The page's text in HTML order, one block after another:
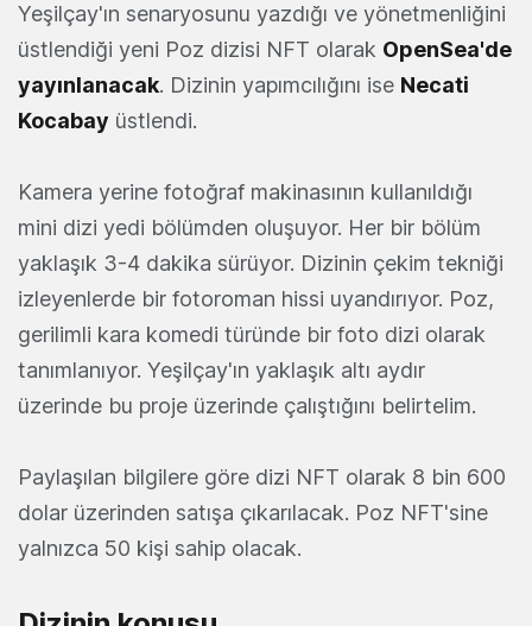
Yeşilçay'ın senaryosunu yazdığı ve yönetmenliğini
üstlendiği yeni Poz dizisi NFT olarak OpenSea'de
yayınlanacak. Dizinin yapımcılığını ise Necati
Kocabay üstlendi.
Kamera yerine fotoğraf makinasının kullanıldığı
mini dizi yedi bölümden oluşuyor. Her bir bölüm
yaklaşık 3-4 dakika sürüyor. Dizinin çekim tekniği
izleyenlerde bir fotoroman hissi uyandırıyor. Poz,
gerilimli kara komedi türünde bir foto dizi olarak
tanımlanıyor. Yeşilçay'ın yaklaşık altı aydır
üzerinde bu proje üzerinde çalıştığını belirtelim.
Paylaşılan bilgilere göre dizi NFT olarak 8 bin 600
dolar üzerinden satışa çıkarılacak. Poz NFT'sine
yalnızca 50 kişi sahip olacak.